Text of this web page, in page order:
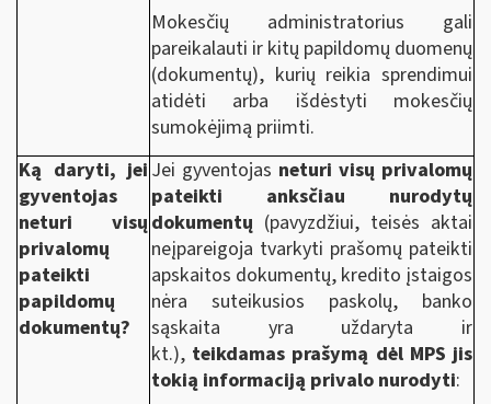
Mokesčių administratorius gali
pareikalauti ir kitų papildomų duomenų
(dokumentų), kurių reikia sprendimui
atidėti arba išdėstyti mokesčių
sumokėjimą priimti.
Ką daryti, jei
gyventojas
neturi visų
privalomų
pateikti
papildomų
dokumentų?
Jei gyventojas neturi visų privalomų
pateikti anksčiau nurodytų
dokumentų (pavyzdžiui, teisės aktai
neįpareigoja tvarkyti prašomų pateikti
apskaitos dokumentų, kredito įstaigos
nėra suteikusios paskolų, banko
sąskaita yra uždaryta ir
kt.), teikdamas prašymą dėl MPS jis
tokią informaciją privalo nurodyti: